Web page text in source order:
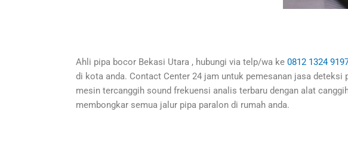
Ahli pipa bocor Bekasi Utara , hubungi via telp/wa ke 0812 1324
di kota anda. Contact Center 24 jam untuk pemesanan jasa deteksi
mesin tercanggih sound frekuensi analis terbaru dengan alat
membongkar semua jalur pipa paralon di rumah anda.